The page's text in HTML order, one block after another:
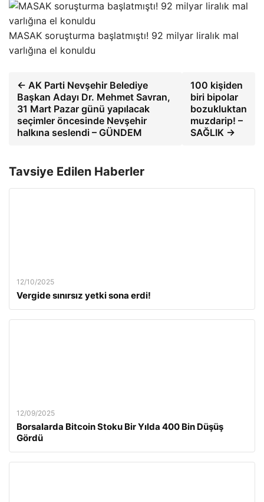
MASAK soruşturma başlatmıştı! 92 milyar liralık mal
varlığına el konuldu
← AK Parti Nevşehir Belediye
Başkan Adayı Dr. Mehmet Savran,
31 Mart Pazar günü yapılacak
seçimler öncesinde Nevşehir
halkına seslendi – GÜNDEM
100 kişiden
biri bipolar
bozukluktan
muzdarip! –
SAĞLIK →
Tavsiye Edilen Haberler
12/10/2025
Vergide sınırsız yetki sona erdi!
12/09/2025
Borsalarda Bitcoin Stoku Bir Yılda 400 Bin Düşüş
Gördü